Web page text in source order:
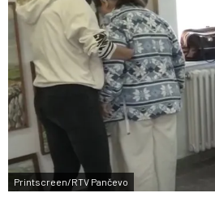
Printscreen/RTV Pančevo